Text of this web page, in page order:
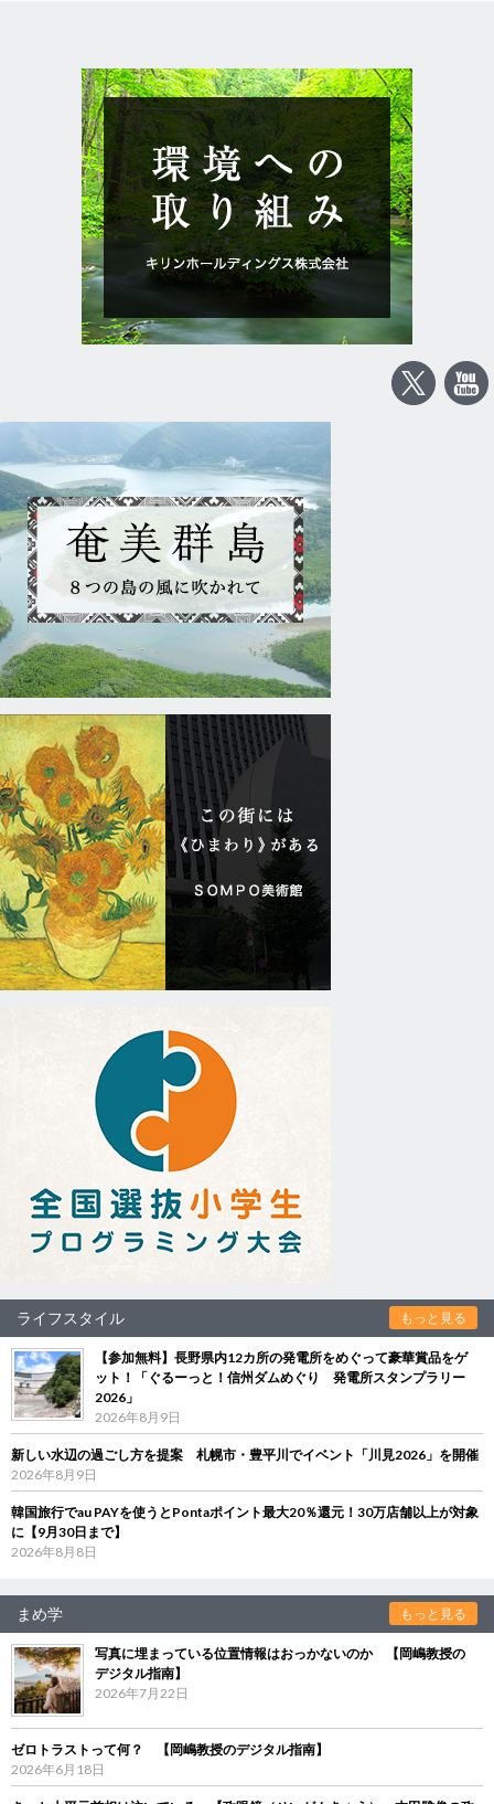
ライフスタイル もっと見る
【参加無料】長野県内12カ所の発電所をめぐって豪華賞品をゲ
ット！「ぐるーっと！信州ダムめぐり 発電所スタンプラリー
2026」
2026年8月9日
新しい水辺の過ごし方を提案 札幌市・豊平川でイベント「川見2026」を開催
2026年8月9日
韓国旅行でau PAYを使うとPontaポイント最大20％還元！30万店舗以上が対象
に【9月30日まで】
2026年8月8日
まめ学 もっと見る
写真に埋まっている位置情報はおっかないのか 【岡嶋教授の
デジタル指南】
2026年7月22日
ゼロトラストって何？ 【岡嶋教授のデジタル指南】
2026年6月18日